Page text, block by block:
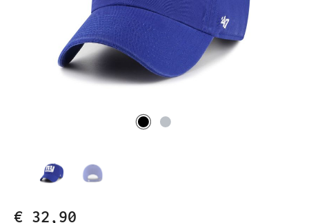
€ 32,90